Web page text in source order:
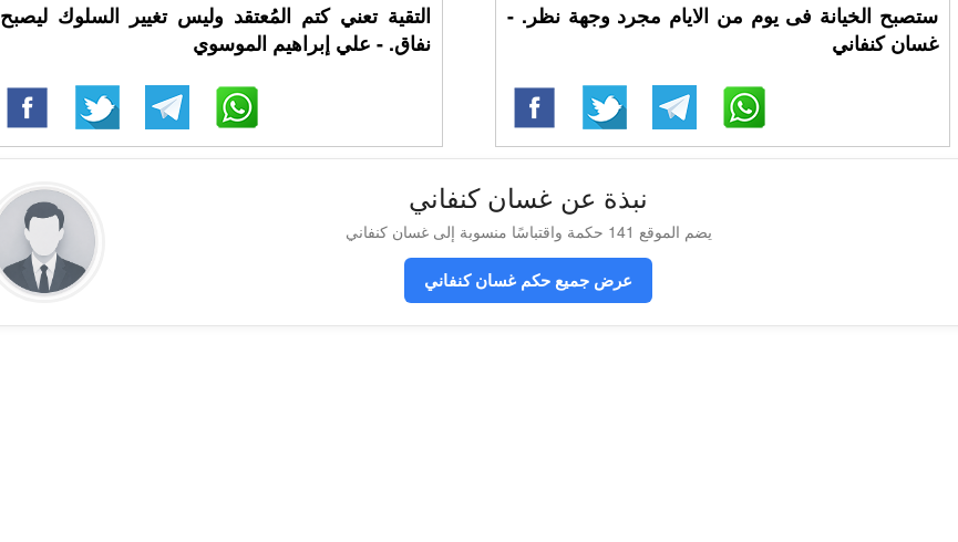
التقية تعني كتم المُعتقد وليس تغيير السلوك ليصبح
نفاق. - علي إبراهيم الموسوي
ستصبح الخيانة فى يوم من الايام مجرد وجهة نظر. -
غسان كنفاني
نبذة عن غسان كنفاني
يضم الموقع 141 حكمة واقتباسًا منسوبة إلى غسان كنفاني
عرض جميع حكم غسان كنفاني